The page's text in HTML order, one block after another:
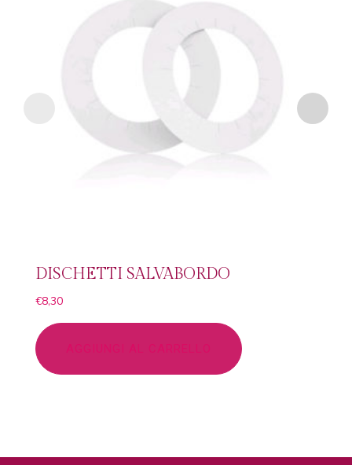
DISCHETTI SALVABORDO
€8,30